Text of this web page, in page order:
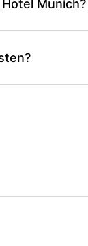
Munich?